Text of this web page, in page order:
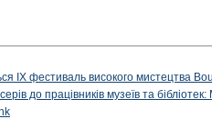
IX фестиваль високого мистецтва
до працівників музеїв та